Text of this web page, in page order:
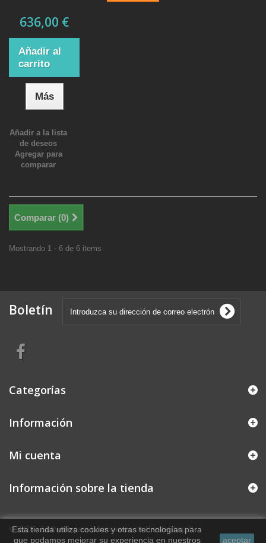
636,00 €
Añadir al
carrito
Más
Añadir a la lista
de deseos
Agregar para
comparar
Comparar (0)
Mostrando 1 - 6 de 6 items
Boletín
Categorías
Información
© 2026 - Software para Ecommerce de PrestaShop™
Mi cuenta
Información sobre la tienda
Esta tienda utiliza cookies y otras tecnologías para
que podamos mejorar su experiencia en nuestros
aceptar